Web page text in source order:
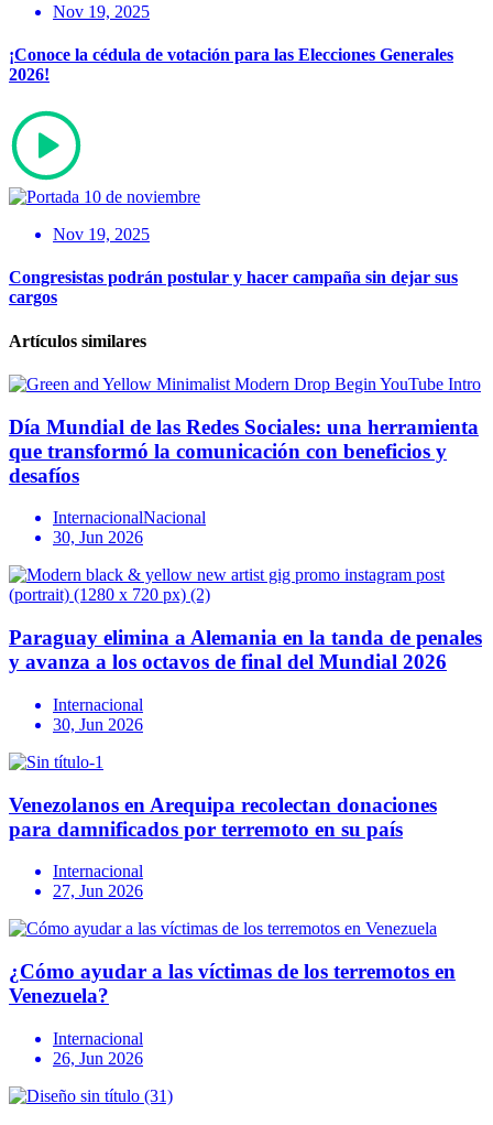
Nov 19, 2025
¡Conoce la cédula de votación para las Elecciones Generales
2026!
Nov 19, 2025
Congresistas podrán postular y hacer campaña sin dejar sus
cargos
Artículos similares
Día Mundial de las Redes Sociales: una herramienta
que transformó la comunicación con beneficios y
desafíos
InternacionalNacional
30, Jun 2026
Paraguay elimina a Alemania en la tanda de penales
y avanza a los octavos de final del Mundial 2026
Internacional
30, Jun 2026
Venezolanos en Arequipa recolectan donaciones
para damnificados por terremoto en su país
Internacional
27, Jun 2026
¿Cómo ayudar a las víctimas de los terremotos en
Venezuela?
Internacional
26, Jun 2026